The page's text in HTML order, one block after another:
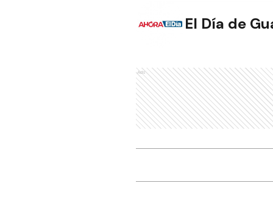
El Día de
Ads